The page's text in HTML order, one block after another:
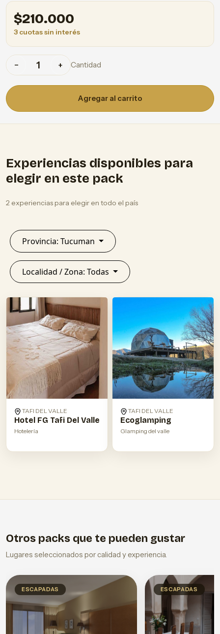
$210.000
3 cuotas sin interés
− + Cantidad
Agregar al carrito
Experiencias disponibles para
elegir en este pack
2 experiencias para elegir en todo el país
Provincia: Tucuman
Localidad / Zona: Todas
TAFI DEL VALLE
Hotel FG Tafi Del Valle
Hotelería
TAFI DEL VALLE
Ecoglamping
Glamping del valle
Otros packs que te pueden gustar
Lugares seleccionados por calidad y experiencia.
ESCAPADAS ESCAPADAS